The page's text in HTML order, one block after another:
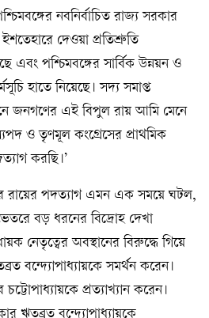
নবনির্বাচিত রাজ্য সরকার
দেওয়া প্রতিশ্রুতি
এবং পশ্চিমবঙ্গের সার্বিক উন্নয়ন ও
হাতে নিয়েছে। সদ্য সমাপ্ত
জনগণের এই বিপুল রায় আমি মেনে
ও তৃণমূল কংগ্রেসের প্রাথমিক
করছি।’
রায়ের পদত্যাগ এমন এক সময়ে ঘটল,
বড় ধরনের বিদ্রোহ দেখা
নেতৃত্বের অবস্থানের বিরুদ্ধে গিয়ে
বন্দ্যোপাধ্যায়কে সমর্থন করেন।
প্রত্যাখ্যান করেন।
ঋতব্রত বন্দ্যোপাধ্যায়কে